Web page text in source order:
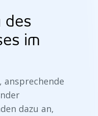
des
im
ansprechende
dazu an,